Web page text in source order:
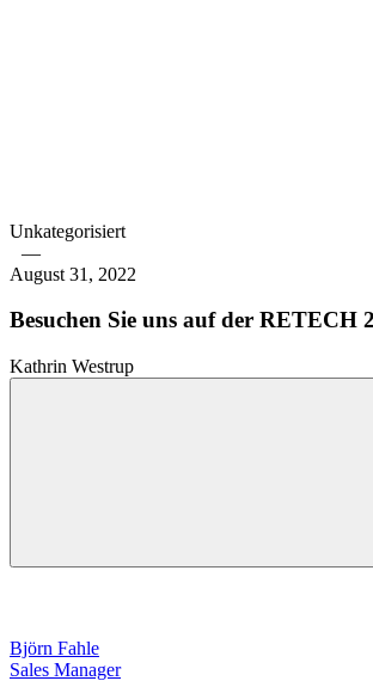
Unkategorisiert
—
August 31, 2022
Besuchen Sie uns auf der RETECH
Kathrin Westrup
Björn Fahle
Sales Manager